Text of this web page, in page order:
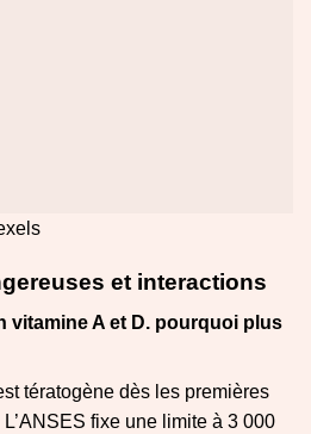
et interactions
vitamine A et D. pourquoi plus
tératogène dès les premières
fixe une limite à 3 000